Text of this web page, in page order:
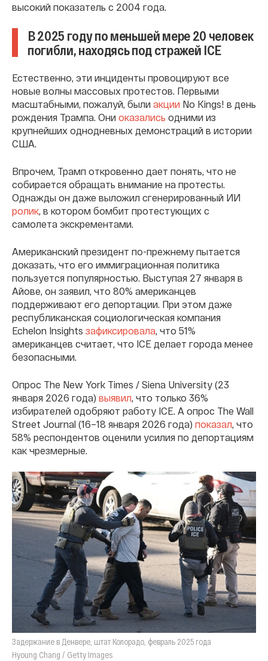
высокий показатель с 2004 года.
В 2025 году по меньшей мере 20 человек
погибли, находясь под стражей ICE
Естественно, эти инциденты провоцируют все
новые волны массовых протестов. Первыми
масштабными, пожалуй, были акции No Kings! в день
рождения Трампа. Они оказались одними из
крупнейших однодневных демонстраций в истории
США.
Впрочем, Трамп откровенно дает понять, что не
собирается обращать внимание на протесты.
Однажды он даже выложил сгенерированный ИИ
ролик , в котором бомбит протестующих с
самолета экскрементами.
Американский президент по-прежнему пытается
доказать, что его иммиграционная политика
пользуется популярностью. Выступая 27 января в
Айове, он заявил, что 80% американцев
поддерживают его депортации. При этом даже
республиканская социологическая компания
Echelon Insights зафиксировала , что 51%
американцев считает, что ICE делает города менее
безопасными.
Опрос The New York Times / Siena University (23
января 2026 года) выявил , что только 36%
избирателей одобряют работу ICE. А опрос The Wall
Street Journal (16–18 января 2026 года) показал , что
58% респондентов оценили усилия по депортациям
как чрезмерные.
Задержание в Денвере, штат Колорадо, февраль 2025 года
Hyoung Chang / Getty Images